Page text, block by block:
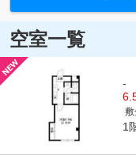
空室一覧
-
1